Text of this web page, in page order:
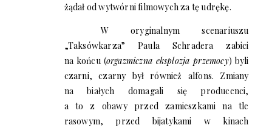
żądał od wytwórni filmowych za tę udrękę.
W oryginalnym scenariuszu
„Taksówkarza” Paula Schradera zabici
na końcu (orgazmiczna eksplozja przemocy) byli
czarni, czarny był również alfons. Zmiany
na białych domagali się producenci,
a to z obawy przed zamieszkami na tle
rasowym, przed bijatykami w kinach